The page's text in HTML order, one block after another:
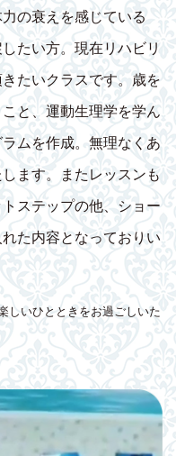
の衰えを感じている
たい方。現在リハビリ
たいクラスです。歳を
と、運動生理学を学ん
ムを作成。無理なくあ
ます。またレッスンも
ステップの他、ショー
た内容となっておりい
しいひとときをお過ごしいた